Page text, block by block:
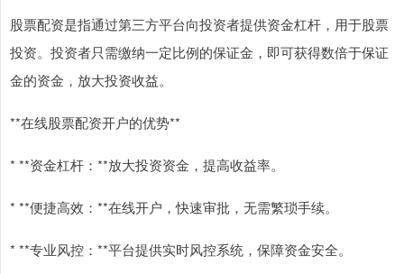
股票配资是指通过第三方平台向投资者提供资金杠杆，用于股票
投资。投资者只需缴纳一定比例的保证金，即可获得数倍于保证
金的资金，放大投资收益。
**在线股票配资开户的优势**
* **资金杠杆：**放大投资资金，提高收益率。
* **便捷高效：**在线开户，快速审批，无需繁琐手续。
* **专业风控：**平台提供实时风控系统，保障资金安全。